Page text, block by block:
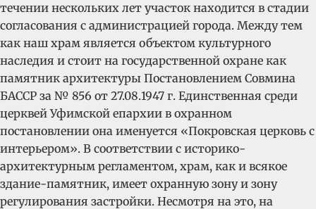
течении нескольких лет участок находится в стадии
согласования с администрацией города. Между тем
как наш храм является объектом культурного
наследия и стоит на государственной охране как
памятник архитектуры Постановлением Совмина
БАССР за № 856 от 27.08.1947 г. Единственная среди
церквей Уфимской епархии в охранном
постановлении она именуется «Покровская церковь с
интерьером». В соответствии с историко-
архитектурным регламентом, храм, как и всякое
здание-памятник, имеет охранную зону и зону
регулирования застройки. Несмотря на это, на